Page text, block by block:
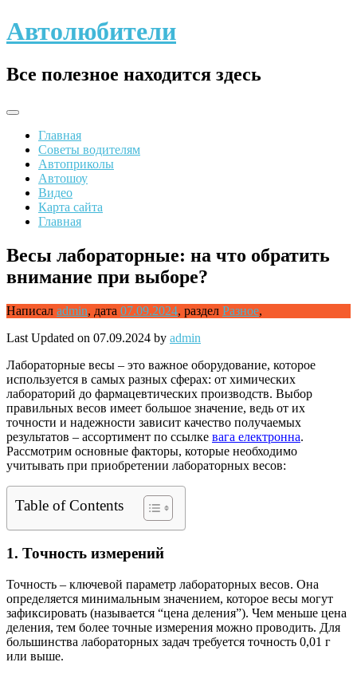
Skip
to
Автолюбители
Все полезное находится здесь
Главная
Советы водителям
Автоприколы
Автошоу
Видео
Карта сайта
Главная
Весы лабораторные: на что обратить
внимание при выборе?
Написал admin, дата 07.09.2024, раздел Разное,
Last Updated on 07.09.2024 by admin
Лабораторные весы – это важное оборудование, которое
используется в самых разных сферах: от химических
лабораторий до фармацевтических производств. Выбор
правильных весов имеет большое значение, ведь от их
точности и надежности зависит качество получаемых
результатов – ассортимент по ссылке вага електронна.
Рассмотрим основные факторы, которые необходимо
учитывать при приобретении лабораторных весов:
Table of Contents
1. Точность измерений
Точность – ключевой параметр лабораторных весов. Она
определяется минимальным значением, которое весы могут
зафиксировать (называется “цена деления”). Чем меньше цена
деления, тем более точные измерения можно проводить. Для
большинства лабораторных задач требуется точность 0,01 г
или выше.